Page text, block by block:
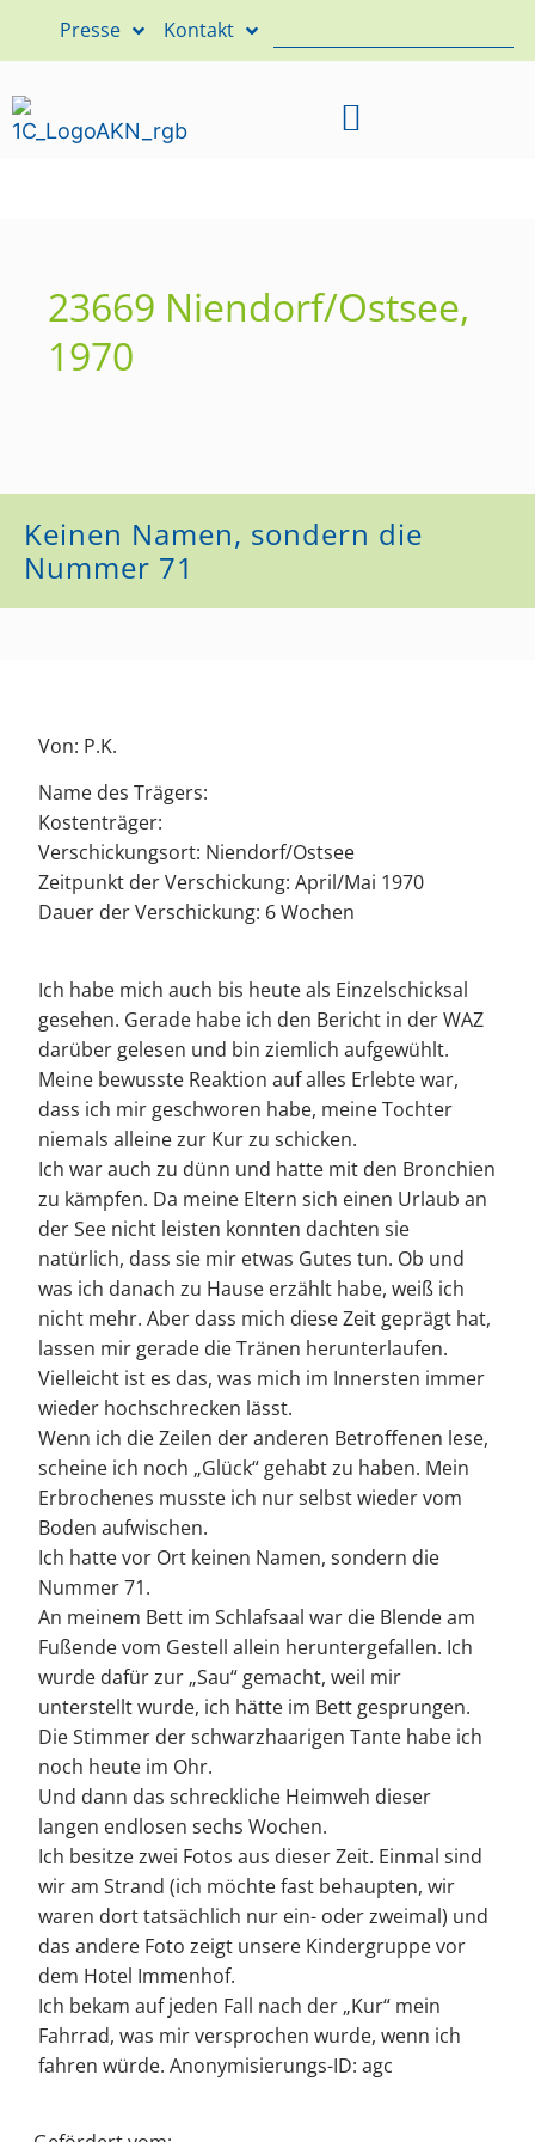
Presse Kontakt
23669 Niendorf/Ostsee,
1970
Keinen Namen, sondern die
Nummer 71
Von: P.K.
Name des Trägers:
Kostenträger:
Verschickungsort: Niendorf/Ostsee
Zeitpunkt der Verschickung: April/Mai 1970
Dauer der Verschickung: 6 Wochen
Ich habe mich auch bis heute als Einzelschicksal
gesehen. Gerade habe ich den Bericht in der WAZ
darüber gelesen und bin ziemlich aufgewühlt.
Meine bewusste Reaktion auf alles Erlebte war,
dass ich mir geschworen habe, meine Tochter
niemals alleine zur Kur zu schicken.
Ich war auch zu dünn und hatte mit den Bronchien
zu kämpfen. Da meine Eltern sich einen Urlaub an
der See nicht leisten konnten dachten sie
natürlich, dass sie mir etwas Gutes tun. Ob und
was ich danach zu Hause erzählt habe, weiß ich
nicht mehr. Aber dass mich diese Zeit geprägt hat,
lassen mir gerade die Tränen herunterlaufen.
Vielleicht ist es das, was mich im Innersten immer
wieder hochschrecken lässt.
Wenn ich die Zeilen der anderen Betroffenen lese,
scheine ich noch „Glück“ gehabt zu haben. Mein
Erbrochenes musste ich nur selbst wieder vom
Boden aufwischen.
Ich hatte vor Ort keinen Namen, sondern die
Nummer 71.
An meinem Bett im Schlafsaal war die Blende am
Fußende vom Gestell allein heruntergefallen. Ich
wurde dafür zur „Sau“ gemacht, weil mir
unterstellt wurde, ich hätte im Bett gesprungen.
Die Stimmer der schwarzhaarigen Tante habe ich
noch heute im Ohr.
Und dann das schreckliche Heimweh dieser
langen endlosen sechs Wochen.
Ich besitze zwei Fotos aus dieser Zeit. Einmal sind
wir am Strand (ich möchte fast behaupten, wir
waren dort tatsächlich nur ein- oder zweimal) und
das andere Foto zeigt unsere Kindergruppe vor
dem Hotel Immenhof.
Ich bekam auf jeden Fall nach der „Kur“ mein
Fahrrad, was mir versprochen wurde, wenn ich
fahren würde. Anonymisierungs-ID: agc